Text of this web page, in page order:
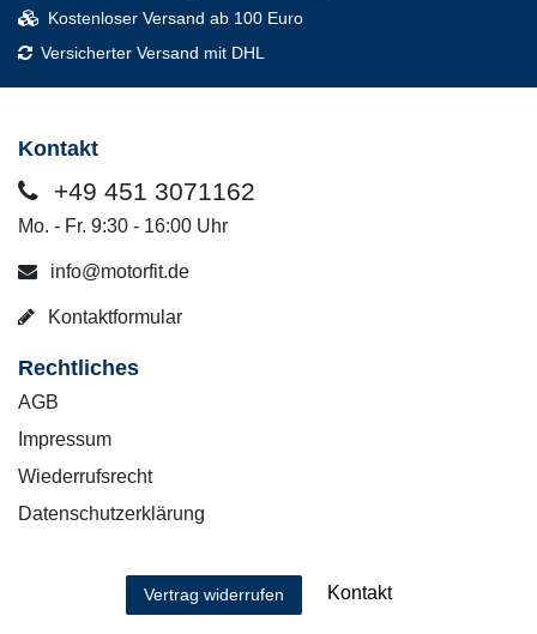
Kostenloser Versand ab 100 Euro
Versicherter Versand mit DHL
Kontakt
+49 451 3071162
Mo. - Fr. 9:30 - 16:00 Uhr
info@motorfit.de
Kontaktformular
Rechtliches
AGB
Impressum
Wiederrufsrecht
Datenschutzerklärung
Vertrag widerrufen Kontakt